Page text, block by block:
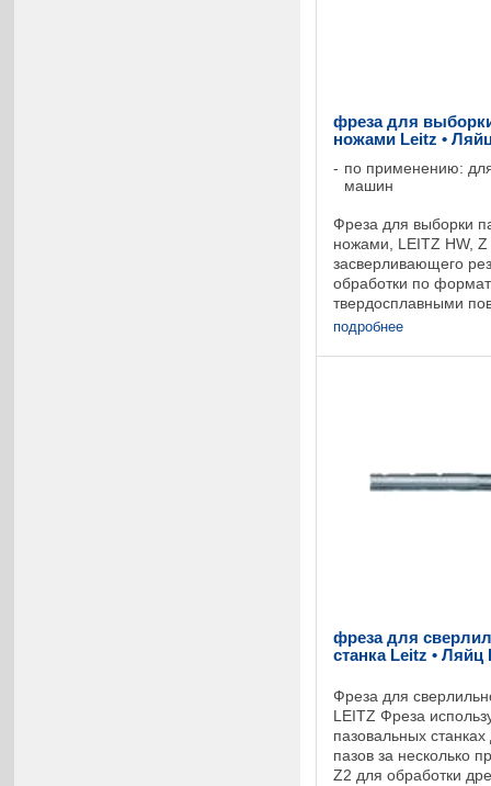
фреза для
ножами Leitz •
по применению:
машин
Фреза для выборки
ножами, LEITZ HW, Z
засверливающего
обработки по
твердосплавными
окончательная
подробнее
фреза для
станка Leitz • Ляйц
Фреза для
LEITZ Фреза
пазовальных
пазов за несколько
Z2 для обработки